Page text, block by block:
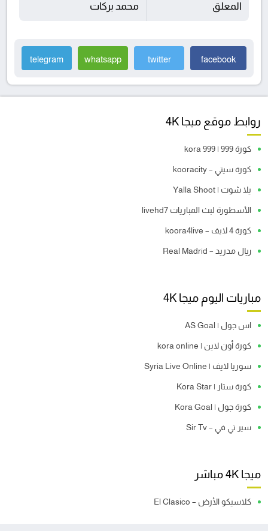
المعلق محمد بركات
facebook
twitter
whatsapp
telegram
روابط موقع ميجا 4K
كورة 999 | kora 999
كورة سيتي – kooracity
يلا شوت | Yalla Shoot
الأسطورة لبث المباريات livehd7
كورة 4 لايف – koora4live
ريال مدريد – Real Madrid
مباريات اليوم ميجا 4K
اس جول | AS Goal
كورة أون لاين | kora online
سوريا لايف | Syria Live Online
كورة ستار | Kora Star
كورة جول | Kora Goal
سير تي في – Sir Tv
ميجا 4K مباشر
كلاسيكو الأرض – El Clasico